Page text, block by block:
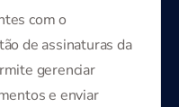
com o
de assinaturas da
gerenciar
e enviar